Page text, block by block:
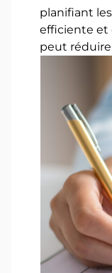
planifiant
efficiente et
peut